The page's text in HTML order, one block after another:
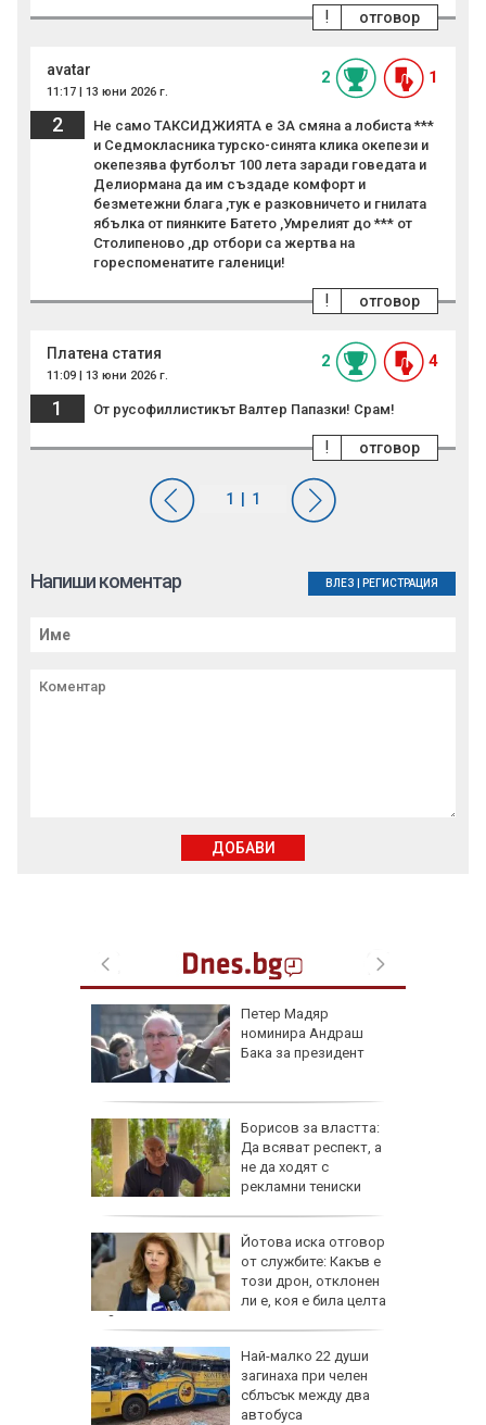
Петер Мадяр
номинира Андраш
Бака за президент
Борисов за властта:
Да всяват респект, а
не да ходят с
рекламни тениски
Йотова иска отговор
от службите: Какъв е
този дрон, отклонен
ли е, коя е била целта
му?
Най-малко 22 души
загинаха при челен
сблъсък между два
автобуса
отговор
!
аvatar
11:17 | 13 юни 2026 г.
2 1
2
Не само ТАКСИДЖИЯТА е ЗА смяна а лобиста ***
и Седмокласника турско-синята клика окепези и
окепезява футболът 100 лета заради говедата и
Делиормана да им създаде комфорт и
безметежни блага ,тук е разковничето и гнилата
ябълка от пиянките Батето ,Умрелият до *** от
Столипеново ,др отбори са жертва на
гореспоменатите галеници!
отговор
!
Платена статия
11:09 | 13 юни 2026 г.
2 4
1 От русофиллистикът Валтер Папазки! Срам!
отговор
!
Напиши коментар ВЛЕЗ РЕГИСТРАЦИЯ
ДОБАВИ